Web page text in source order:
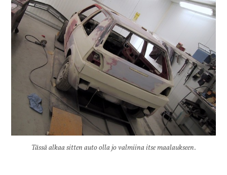
Tässä alkaa sitten auto olla jo valmiina itse maalaukseen.